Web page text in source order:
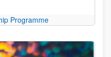
Programme